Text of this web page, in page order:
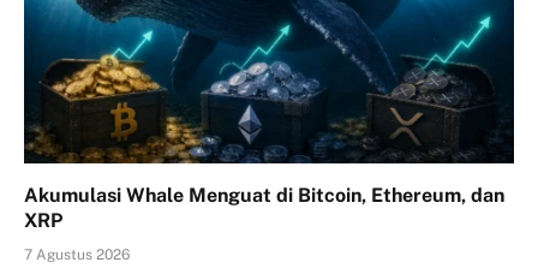
Akumulasi Whale Menguat di Bitcoin, Ethereum, dan
XRP
7 Agustus 2026